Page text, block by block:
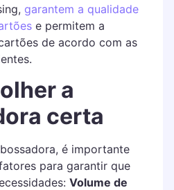
garantem a qualidade
e permitem a
de acordo com as
a
certa
é importante
para garantir que
Volume de